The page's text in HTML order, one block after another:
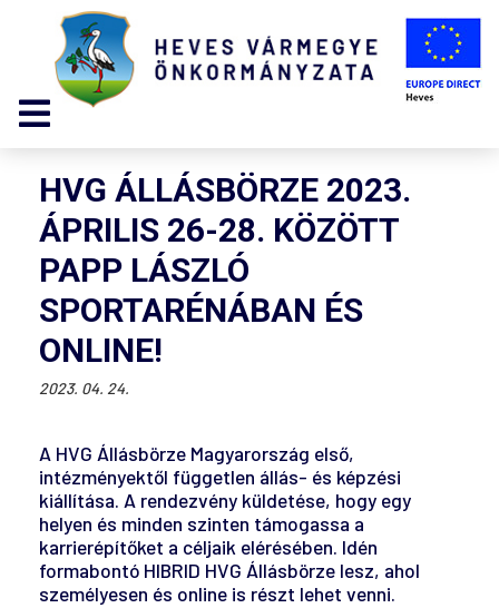
HVG ÁLLÁSBÖRZE 2023.
ÁPRILIS 26-28. KÖZÖTT
PAPP LÁSZLÓ
SPORTARÉNÁBAN ÉS
ONLINE!
2023. 04. 24.
A HVG Állásbörze Magyarország első,
intézményektől független állás- és képzési
kiállítása. A rendezvény küldetése, hogy egy
helyen és minden szinten támogassa a
karrierépítőket a céljaik elérésében. Idén
formabontó HIBRID HVG Állásbörze lesz, ahol
személyesen és online is részt lehet venni.